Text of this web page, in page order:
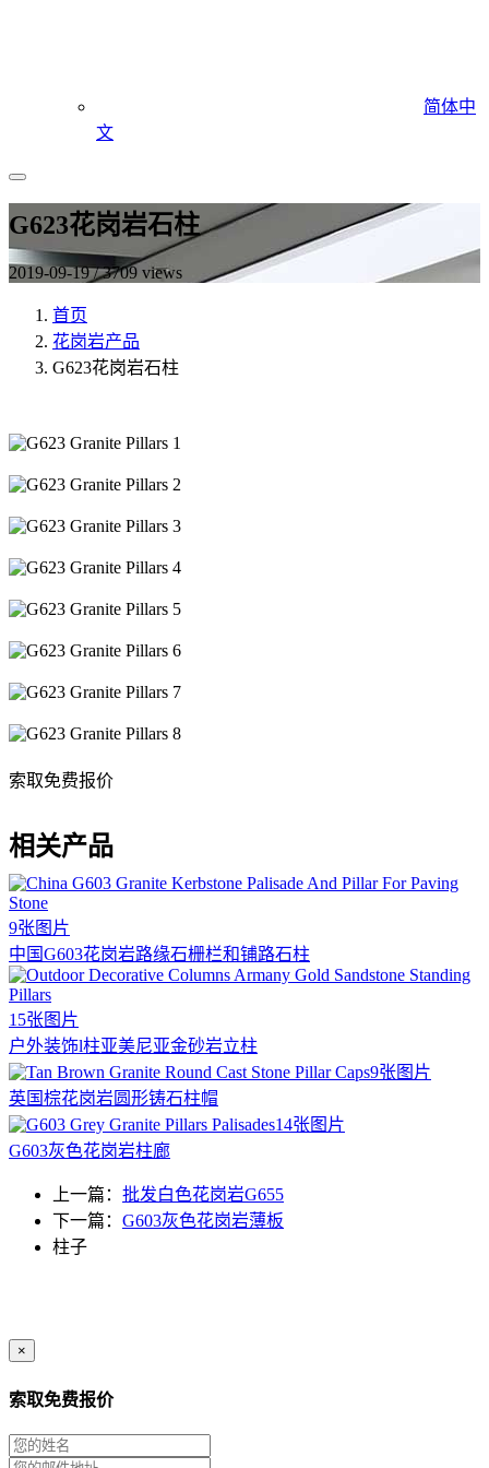
简体中
文
G623花岗岩石柱
2019-09-19 / 3709 views
首页
花岗岩产品
G623花岗岩石柱
索取免费报价
相关产品
9张图片
中国G603花岗岩路缘石栅栏和铺路石柱
15张图片
户外装饰l柱亚美尼亚金砂岩立柱
9张图片
英国棕花岗岩圆形铸石柱帽
14张图片
G603灰色花岗岩柱廊
上一篇： 批发白色花岗岩G655
下一篇： G603灰色花岗岩薄板
柱子
×
索取免费报价